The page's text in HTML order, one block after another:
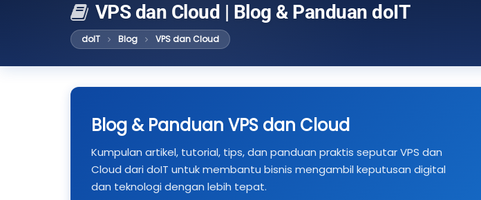
VPS dan Cloud | Blog & Panduan doIT
doIT Blog VPS dan Cloud
Blog & Panduan VPS dan Cloud
Kumpulan artikel, tutorial, tips, dan panduan praktis seputar VPS dan
Cloud dari doIT untuk membantu bisnis mengambil keputusan digital
dan teknologi dengan lebih tepat.